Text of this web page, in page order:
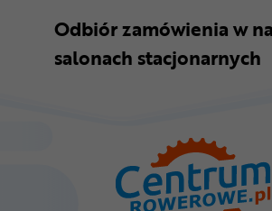
Odbiór zamówienia w
salonach stacjonarnych